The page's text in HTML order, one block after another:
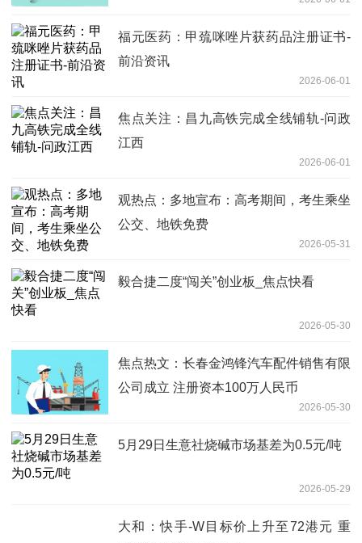
福元医药：甲巯咪唑片获药品注册证书-
前沿资讯
2026-06-01
焦点关注：昌九高铁完成全线铺轨-问政
江西
2026-06-01
观热点：多地宣布：高考期间，考生乘坐
公交、地铁免费
2026-05-31
毅合捷二度“闯关”创业板_焦点快看
2026-05-30
焦点热文：长春金鸿锋汽车配件销售有限
公司成立 注册资本100万人民币
2026-05-30
5月29日生意社烧碱市场基差为0.5元/吨
2026-05-29
大和：快手-W目标价上升至72港元 重